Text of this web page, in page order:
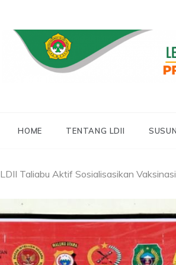
HOME TENTANG LDII
LDII Taliabu Aktif Sosialisasikan